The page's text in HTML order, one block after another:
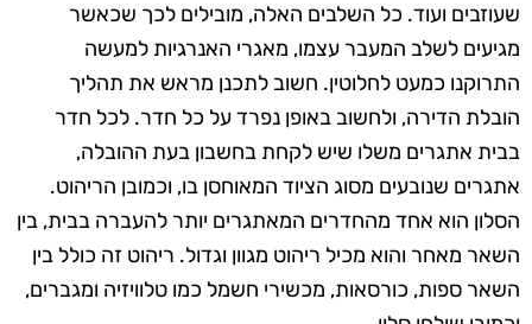
שעוזבים ועוד. כל השלבים האלה, מובילים לכך שכאשר
מגיעים לשלב המעבר עצמו, מאגרי האנרגיות למעשה
התרוקנו כמעט לחלוטין. חשוב לתכנן מראש את תהליך
הובלת הדירה, ולחשוב באופן נפרד על כל חדר. לכל חדר
בבית אתגרים משלו שיש לקחת בחשבון בעת ההובלה,
אתגרים שנובעים מסוג הציוד המאוחסן בו, וכמובן הריהוט.
הסלון הוא אחד מהחדרים המאתגרים יותר להעברה בבית, בין
השאר מאחר והוא מכיל ריהוט מגוון וגדול. ריהוט זה כולל בין
השאר ספות, כורסאות, מכשירי חשמל כמו טלוויזיה ומגברים,